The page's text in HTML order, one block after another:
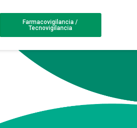
Farmacovigilancia /
Tecnovigilancia